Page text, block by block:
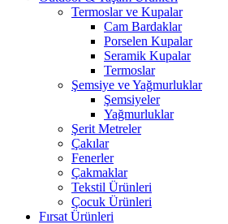
Termoslar ve Kupalar
Cam Bardaklar
Porselen Kupalar
Seramik Kupalar
Termoslar
Şemsiye ve Yağmurluklar
Şemsiyeler
Yağmurluklar
Şerit Metreler
Çakılar
Fenerler
Çakmaklar
Tekstil Ürünleri
Çocuk Ürünleri
Fırsat Ürünleri